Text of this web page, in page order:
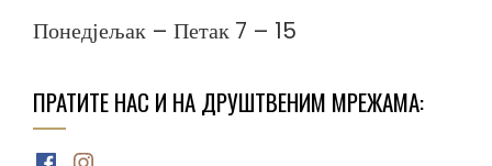
Понедјељак – Петак 7 – 15
ПРАТИТЕ НАС И НА ДРУШТВЕНИМ МРЕЖАМА: